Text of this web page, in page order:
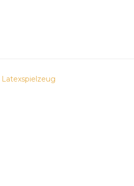
Latexspielzeug